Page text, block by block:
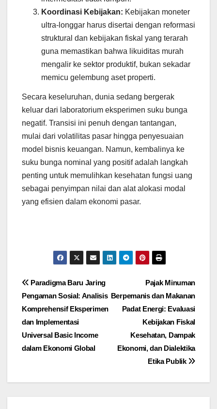
Koordinasi Kebijakan: Kebijakan moneter
ultra-longgar harus disertai dengan reformasi
struktural dan kebijakan fiskal yang terarah
guna memastikan bahwa likuiditas murah
mengalir ke sektor produktif, bukan sekadar
memicu gelembung aset properti.
Secara keseluruhan, dunia sedang bergerak
keluar dari laboratorium eksperimen suku bunga
negatif. Transisi ini penuh dengan tantangan,
mulai dari volatilitas pasar hingga penyesuaian
model bisnis keuangan. Namun, kembalinya ke
suku bunga nominal yang positif adalah langkah
penting untuk memulihkan kesehatan fungsi uang
sebagai penyimpan nilai dan alat alokasi modal
yang efisien dalam ekonomi pasar.
Navigasi
pos
Pajak Minuman
Berpemanis dan Makanan
Padat Energi: Evaluasi
Kebijakan Fiskal
Kesehatan, Dampak
Ekonomi, dan Dialektika
Etika Publik
Paradigma Baru Jaring
Pengaman Sosial: Analisis
Komprehensif Eksperimen
dan Implementasi
Universal Basic Income
dalam Ekonomi Global